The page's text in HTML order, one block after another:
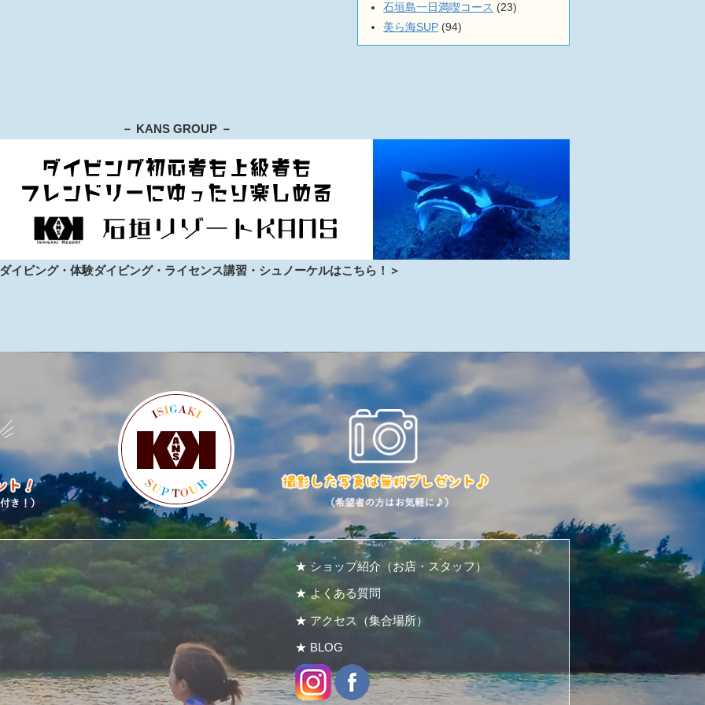
石垣島一日満喫コース (23)
美ら海SUP (94)
－ KANS GROUP －
イビング・体験ダイビング・ライセンス講習・シュノーケルはこちら！＞
★ ショップ紹介（お店・スタッフ）
★ よくある質問
★ アクセス（集合場所）
★ BLOG